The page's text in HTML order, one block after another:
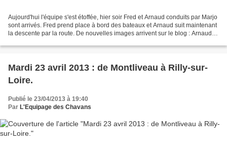
Aujourd'hui l'équipe s'est étoffée, hier soir Fred et Arnaud conduits par Marjo
sont arrivés. Fred prend place à bord des bateaux et Arnaud suit maintenant
la descente par la route. De nouvelles images arrivent sur le blog : Arnaud
Mardi 23 avril 2013 : de Montliveau à Rilly-sur-
Loire.
Publié le 23/04/2013 à 19:40
Par L'Equipage des Chavans